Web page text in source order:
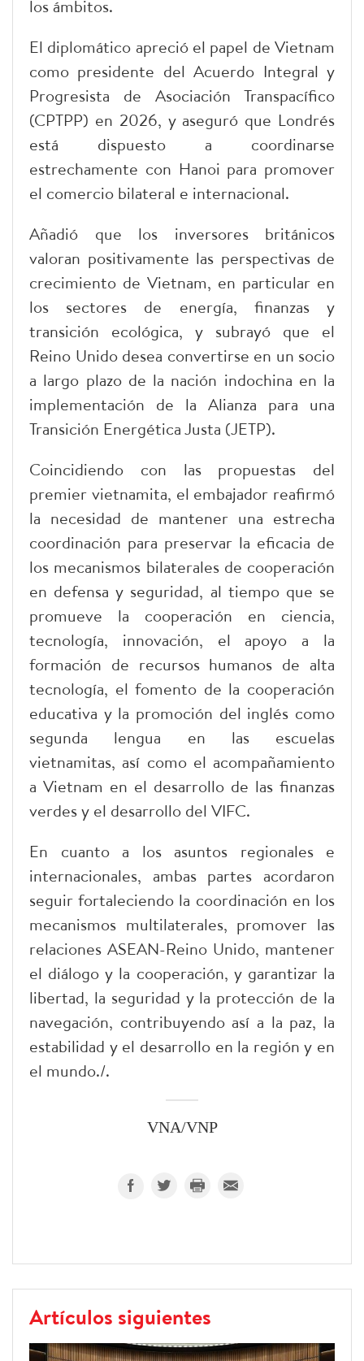
los ámbitos.
El diplomático apreció el papel de Vietnam
como presidente del Acuerdo Integral y
Progresista de Asociación Transpacífico
(CPTPP) en 2026, y aseguró que Londrés
está dispuesto a coordinarse
estrechamente con Hanoi para promover
el comercio bilateral e internacional.
Añadió que los inversores británicos
valoran positivamente las perspectivas de
crecimiento de Vietnam, en particular en
los sectores de energía, finanzas y
transición ecológica, y subrayó que el
Reino Unido desea convertirse en un socio
a largo plazo de la nación indochina en la
implementación de la Alianza para una
Transición Energética Justa (JETP).
Coincidiendo con las propuestas del
premier vietnamita, el embajador reafirmó
la necesidad de mantener una estrecha
coordinación para preservar la eficacia de
los mecanismos bilaterales de cooperación
en defensa y seguridad, al tiempo que se
promueve la cooperación en ciencia,
tecnología, innovación, el apoyo a la
formación de recursos humanos de alta
tecnología, el fomento de la cooperación
educativa y la promoción del inglés como
segunda lengua en las escuelas
vietnamitas, así como el acompañamiento
a Vietnam en el desarrollo de las finanzas
verdes y el desarrollo del VIFC.
En cuanto a los asuntos regionales e
internacionales, ambas partes acordaron
seguir fortaleciendo la coordinación en los
mecanismos multilaterales, promover las
relaciones ASEAN-Reino Unido, mantener
el diálogo y la cooperación, y garantizar la
libertad, la seguridad y la protección de la
navegación, contribuyendo así a la paz, la
estabilidad y el desarrollo en la región y en
el mundo./.
VNA/VNP
Artículos siguientes